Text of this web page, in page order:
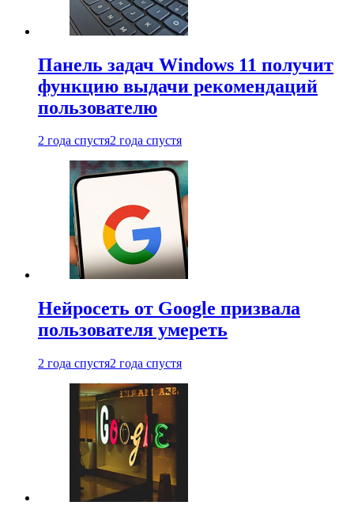
Панель задач Windows 11 получит
функцию выдачи рекомендаций
пользователю
2 года спустя2 года спустя
Нейросеть от Google призвала
пользователя умереть
2 года спустя2 года спустя